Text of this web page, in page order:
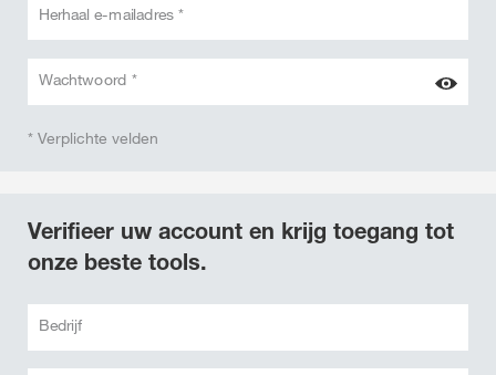
Herhaal e-mailadres *
Wachtwoord *
* Verplichte velden
Verifieer uw account en krijg toegang tot
onze beste tools.
Bedrijf